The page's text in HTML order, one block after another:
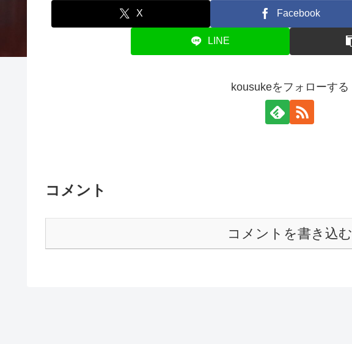
X Facebook
LINE
kousukeをフォローする
コメント
コメントを書き込む